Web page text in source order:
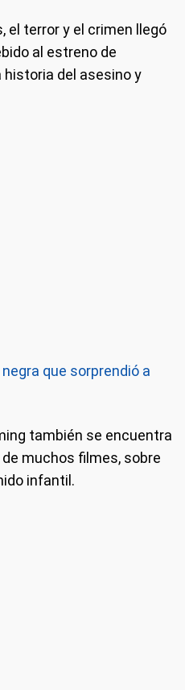
el terror y el crimen llegó
al estreno de
historia del asesino y
que sorprendió a
también se encuentra
muchos filmes, sobre
infantil.